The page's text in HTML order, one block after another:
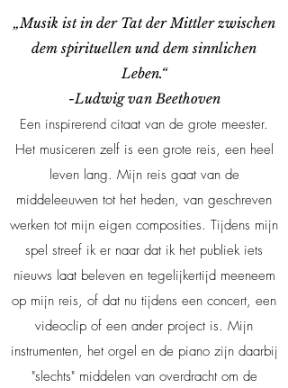
„Musik ist in der Tat der Mittler zwischen
dem spirituellen und dem sinnlichen
Leben.“
-Ludwig van Beethoven
Een inspirerend citaat van de grote meester.
Het musiceren zelf is een grote reis, een heel
leven lang. Mijn reis gaat van de
middeleeuwen tot het heden, van geschreven
werken tot mijn eigen composities. Tijdens mijn
spel streef ik er naar dat ik het publiek iets
nieuws laat beleven en tegelijkertijd meeneem
op mijn reis, of dat nu tijdens een concert, een
videoclip of een ander project is. Mijn
instrumenten, het orgel en de piano zijn daarbij
"slechts" middelen van overdracht om de